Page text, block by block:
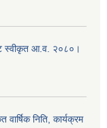
स्वीकृत आ.व. २०८०।
निति, कार्यक्रम